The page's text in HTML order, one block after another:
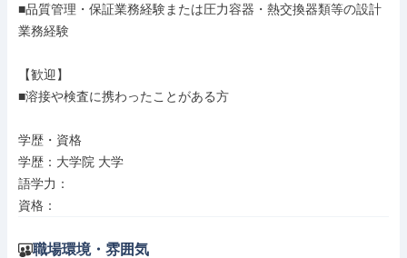
■品質管理・保証業務経験または圧力容器・熱交換器類等の設計
業務経験
【歓迎】
■溶接や検査に携わったことがある方
学歴・資格
学歴：大学院 大学
語学力：
資格：
職場環境・雰囲気